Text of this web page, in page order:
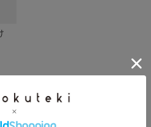
良い材料が入っていて味も美
ピートしてます。